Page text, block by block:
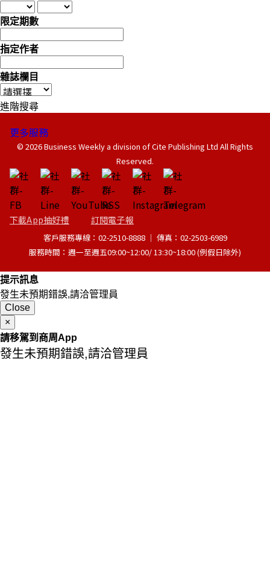
限定期數
指定作者
雜誌欄目
進階搜尋
更多服務
© 2026 Business Weekly a division of Cite Publishing Ltd All Rights
Reserved.
下載App抽好禮 訂閱電子報
客戶服務專線：02-2510-8888 │ 傳真：02-2503-6989
服務時間：週一至週五09:00~12:00/ 13:30~18:00 (例假日除外)
提示訊息
發生未預期錯誤,請洽管理員
Close
×
請移駕到商周App
發生未預期錯誤,請洽管理員